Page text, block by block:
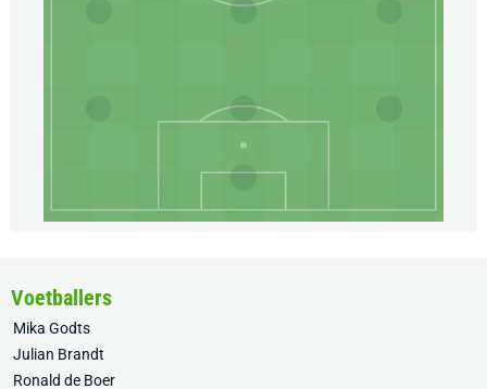
Voetballers
Mika Godts
Julian Brandt
Ronald de Boer